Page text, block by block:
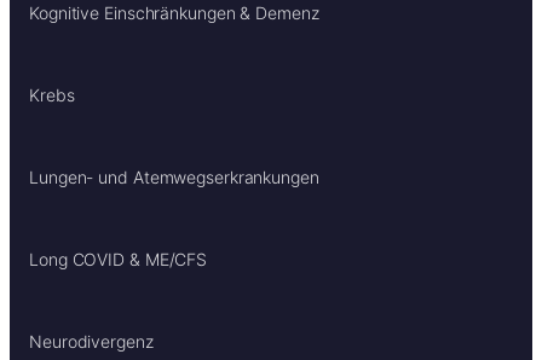
Kognitive Einschränkungen & Demenz
Krebs
Lungen- und Atemwegserkrankungen
Long COVID & ME/CFS
Neurodivergenz